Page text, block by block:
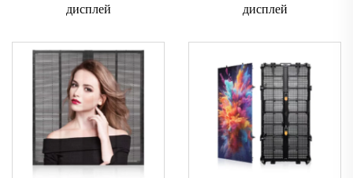
дисплей
дисплей